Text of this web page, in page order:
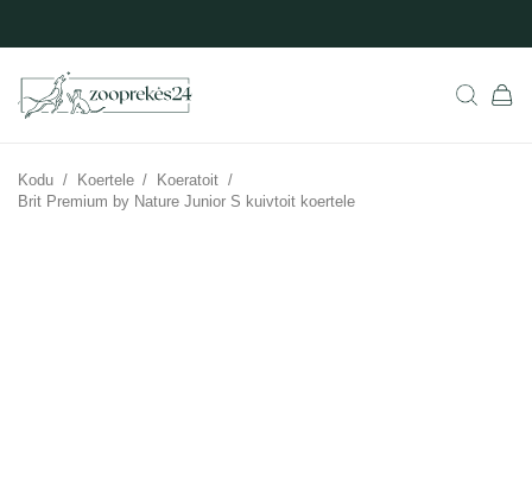
Kodu / Koertele / Koeratoit /
Brit Premium by Nature Junior S kuivtoit koertele